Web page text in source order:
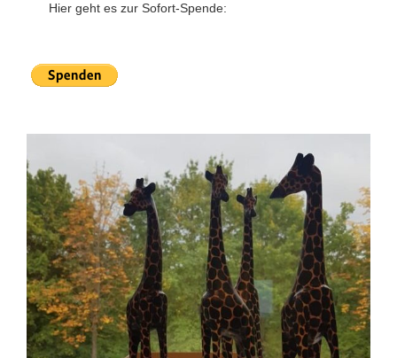
Hier geht es zur Sofort-Spende: